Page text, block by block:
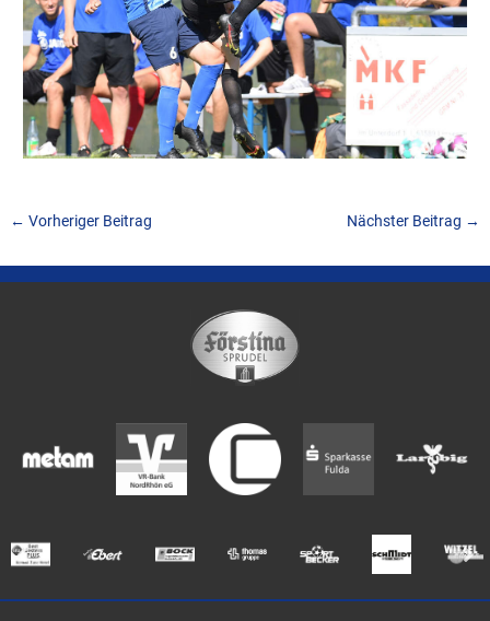
← Vorheriger Beitrag Nächster Beitrag →